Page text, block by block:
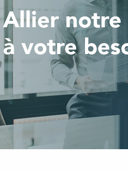
Allier
à votre